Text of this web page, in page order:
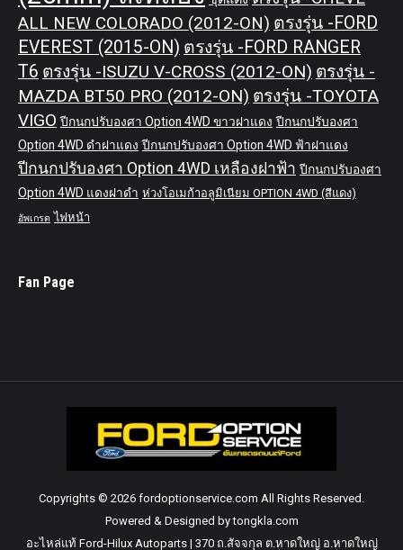
ALL NEW COLORADO (2012-ON) ตรงรุ่น -FORD
EVEREST (2015-ON) ตรงรุ่น -FORD RANGER
T6 ตรงรุ่น -ISUZU V-CROSS (2012-ON) ตรงรุ่น -
MAZDA BT50 PRO (2012-ON) ตรงรุ่น -TOYOTA
VIGO ปีกนกปรับองศา Option 4WD ขาวฝาแดง ปีกนกปรับองศา
Option 4WD ดำฝาแดง ปีกนกปรับองศา Option 4WD ฟ้าฝาแดง
ปีกนกปรับองศา Option 4WD เหลืองฝาฟ้า ปีกนกปรับองศา
Option 4WD แดงฝาดำ ห่วงโอเมก้าอลูมิเนียม OPTION 4WD (สีแดง)
อัพเกรด ไฟหน้า
Fan Page
Copyrights © 2026 fordoptionservice.com All Rights Reserved.
Powered & Designed by tongkla.com
อะไหล่แท้ Ford-Hilux Autoparts | 370 ถ.สัจจกุล ต.หาดใหญ่ อ.หาดใหญ่